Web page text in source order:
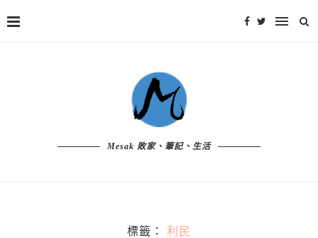
Mesak 敗家、筆記、生活
標籤： 利民